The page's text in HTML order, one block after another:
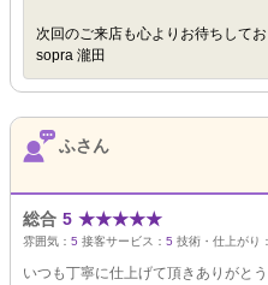
次回のご来店も心よりお待ちして
sopra 瀧田
ふさん
総合 5 ★★★★★
雰囲気： 5 接客サービス： 5 技術・仕上がり：
いつも丁寧に仕上げて頂きありがと